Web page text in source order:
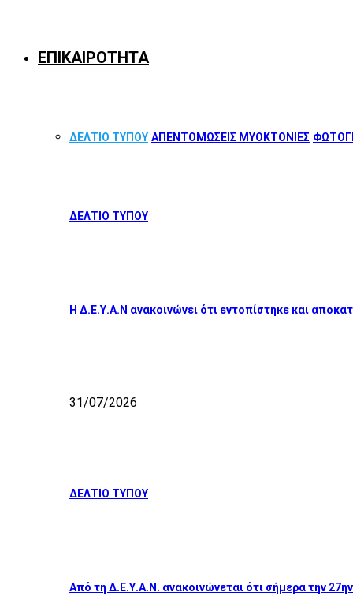
ΕΠΙΚΑΙΡΟΤΗΤΑ
ΔΕΛΤΙΟ ΤΥΠΟΥ ΑΠΕΝΤΟΜΩΣΕΙΣ ΜΥΟΚΤΟΝΙΕΣ
ΔΕΛΤΙΟ ΤΥΠΟΥ
Η Δ.Ε.Υ.Α.Ν ανακοινώνει ότι εντοπίστηκε και
31/07/2026
ΔΕΛΤΙΟ ΤΥΠΟΥ
Από τη Δ.Ε.Υ.Α.Ν. ανακοινώνεται ότι σήμερα την